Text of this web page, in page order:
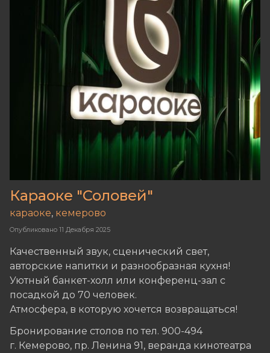
Караоке "Соловей"
Опубликовано 11 Декабря 2025
караоке, кемерово
Качественный звук, сценический свет,
авторские напитки и разнообразная кухня!
Уютный банкет-холл или конференц-зал с
посадкой до 70 человек.
Атмосфера, в которую хочется возвращаться!
Бронирование столов по тел. 900-494
г. Кемерово, пр. Ленина 91, веранда кинотеатра